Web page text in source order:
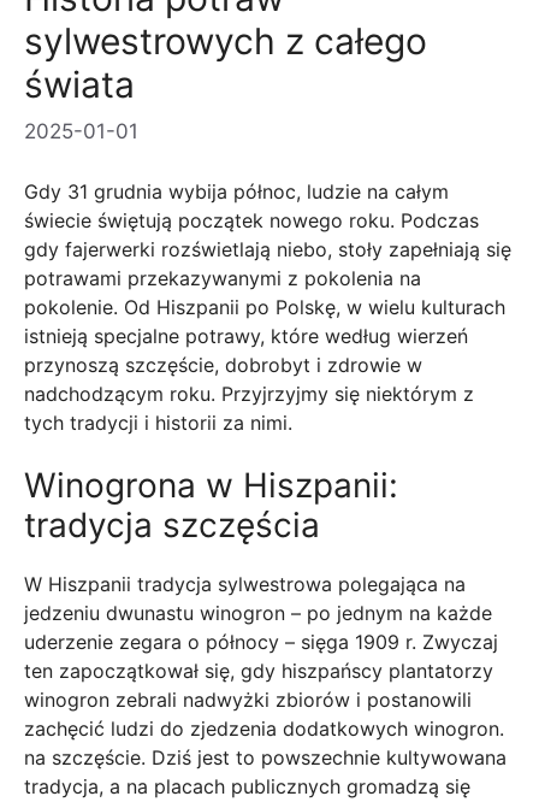
sylwestrowych z całego
świata
2025-01-01
Gdy 31 grudnia wybija północ, ludzie na całym
świecie świętują początek nowego roku. Podczas
gdy fajerwerki rozświetlają niebo, stoły zapełniają się
potrawami przekazywanymi z pokolenia na
pokolenie. Od Hiszpanii po Polskę, w wielu kulturach
istnieją specjalne potrawy, które według wierzeń
przynoszą szczęście, dobrobyt i zdrowie w
nadchodzącym roku. Przyjrzyjmy się niektórym z
tych tradycji i historii za nimi.
Winogrona w Hiszpanii:
tradycja szczęścia
W Hiszpanii tradycja sylwestrowa polegająca na
jedzeniu dwunastu winogron – po jednym na każde
uderzenie zegara o północy – sięga 1909 r. Zwyczaj
ten zapoczątkował się, gdy hiszpańscy plantatorzy
winogron zebrali nadwyżki zbiorów i postanowili
zachęcić ludzi do zjedzenia dodatkowych winogron.
na szczęście. Dziś jest to powszechnie kultywowana
tradycja, a na placach publicznych gromadzą się